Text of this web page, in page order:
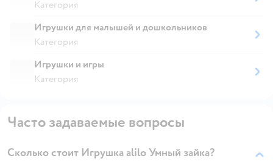
Категория
Игрушки для малышей и дошкольников
Категория
Игрушки и игры
Категория
Часто задаваемые вопросы
Сколько стоит Игрушка alilo Умный зайка?